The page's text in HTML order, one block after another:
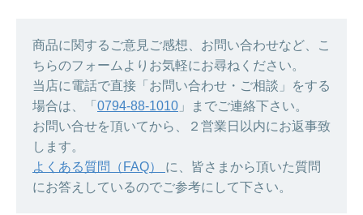
商品に関するご意見ご感想、お問い合わせなど、こ
ちらのフォームよりお気軽にお尋ねください。
当店に電話で直接「お問い合わせ・ご相談」をする
場合は、「 0794-88-1010 」までご連絡下さい。
お問い合せを頂いてから、２営業日以内にお返事致
します。
よくある質問（FAQ） に、皆さまから頂いた質問
にお答えしているのでご参考にして下さい。